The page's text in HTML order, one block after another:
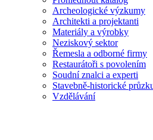
Archeologické výzkumy
Architekti a projektanti
Materiály a výrobky
Neziskový sektor
Řemesla a odborné firmy
Restaurátoři s povolením
Soudní znalci a experti
Stavebně-historické
Vzdělávání